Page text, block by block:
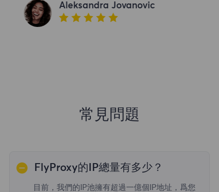
Aleksandra Jovanovic
常見問題
FlyProxy的IP總量有多少？
目前，我們的IP池擁有超過一億個IP地址，爲您